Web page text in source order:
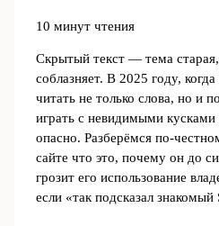
10 минут чтения
Скрытый текст ― тема
соблазняет. В 2025 году,
читать не только слова, но и
играть с невидимыми кусками
опасно. Разберёмся по-
сайте что это, почему он до
грозит его использование
если «так подсказал